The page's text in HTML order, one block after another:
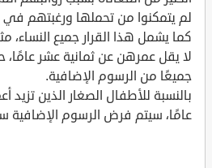
لم يتمكنوا من تحملها ورغبتهم في
كما يشمل هذا القرار جميع النساء،
لا يقل عمرهن عن ثمانية عشر
جميعًا من الرسوم الإضافية.
بالنسبة للأطفال الصغار الذين تزيد
عامًا، سيتم فرض الرسوم الإضافية